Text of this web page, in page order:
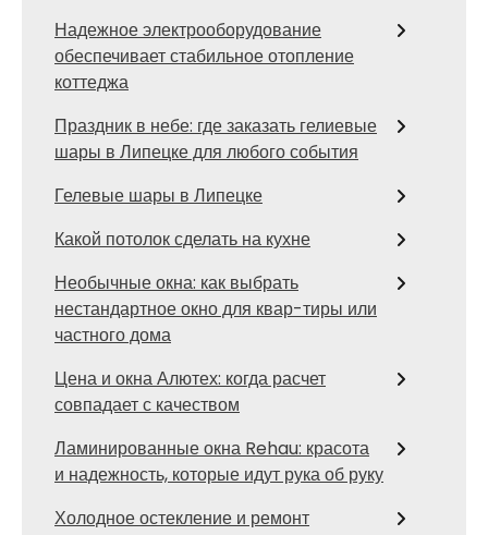
Надежное электрооборудование
обеспечивает стабильное отопление
коттеджа
Праздник в небе: где заказать гелиевые
шары в Липецке для любого события
Гелевые шары в Липецке
Какой потолок сделать на кухне
Необычные окна: как выбрать
нестандартное окно для квар-тиры или
частного дома
Цена и окна Алютех: когда расчет
совпадает с качеством
Ламинированные окна Rehau: красота
и надежность, которые идут рука об руку
Холодное остекление и ремонт